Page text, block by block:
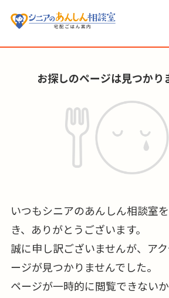
お探しのページは見つかり
いつもシニアのあんしん相談室
き、ありがとうございます。
誠に申し訳ございませんが、ア
ージが見つかりませんでした。
ページが一時的に閲覧できない